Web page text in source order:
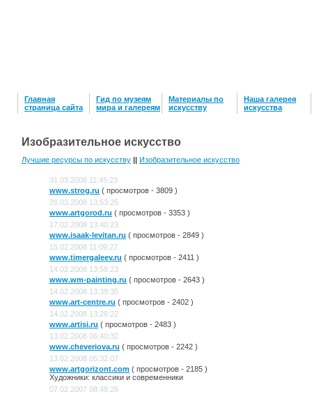
Главная
страница сайта
Гид по музеям
мира и галереям
Материалы по
искусству
Наша галерея
искусcтва
Изобразительное искусство
Лучшие ресурсы по искусству Изобразительное искусство
31.03.2008 11:45:23
www.strog.ru ( просмотров - 3809 )
26.03.2008 13:53:25
www.artgorod.ru ( просмотров - 3353 )
17.02.2008 13:40:23
www.isaak-levitan.ru ( просмотров - 2849 )
15.02.2008 11:09:27
www.timergaleev.ru ( просмотров - 2411 )
14.02.2008 13:58:23
www.wm-painting.ru ( просмотров - 2643 )
14.02.2008 13:39:35
www.art-centre.ru ( просмотров - 2402 )
14.02.2008 13:28:22
www.artisi.ru ( просмотров - 2483 )
13.02.2008 06:40:32
www.cheveriova.ru ( просмотров - 2242 )
13.02.2008 05:32:07
www.artgorizont.com ( просмотров - 2185 )
Художники: классики и современники
07.02.2007 08:48:26